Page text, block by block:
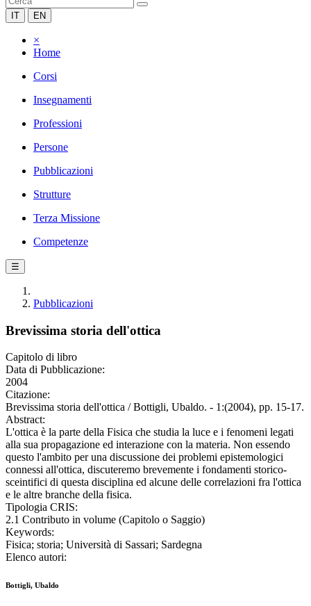
IT EN
×
Home
Corsi
Insegnamenti
Professioni
Persone
Pubblicazioni
Strutture
Terza Missione
Competenze
☰
Pubblicazioni
Brevissima storia dell'ottica
Capitolo di libro
Data di Pubblicazione:
2004
Citazione:
Brevissima storia dell'ottica / Bottigli, Ubaldo. - 1:(2004), pp. 15-17.
Abstract:
L'ottica è la parte della Fisica che studia la luce e i fenomeni legati
alla sua propagazione ed interazione con la materia. Non essendo
questo l'ambito per una discussione dei problemi epistemologici
connessi all'ottica, discuteremo brevemente i fondamenti storico-
sceintifici di questa disciplina ed alcune delle correlazioni fra l'ottica
e le altre branche della fisica.
Tipologia CRIS:
2.1 Contributo in volume (Capitolo o Saggio)
Keywords:
Fisica; storia; Università di Sassari; Sardegna
Elenco autori:
Bottigli, Ubaldo